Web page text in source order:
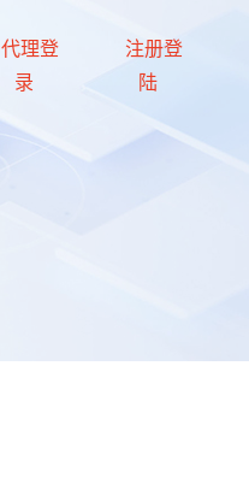
代理登
录
注册登
陆